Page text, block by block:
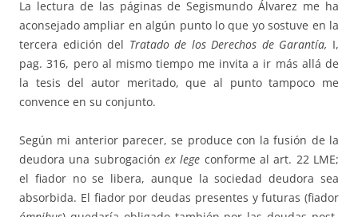
La lectura de las páginas de Segismundo Álvarez me ha
aconsejado ampliar en algún punto lo que yo sostuve en la
tercera edición del Tratado de los Derechos de Garantía, I,
pag. 316, pero al mismo tiempo me invita a ir más allá de
la tesis del autor meritado, que al punto tampoco me
convence en su conjunto.
Según mi anterior parecer, se produce con la fusión de la
deudora una subrogación ex lege conforme al art. 22 LME;
el fiador no se libera, aunque la sociedad deudora sea
absorbida. El fiador por deudas presentes y futuras (fiador